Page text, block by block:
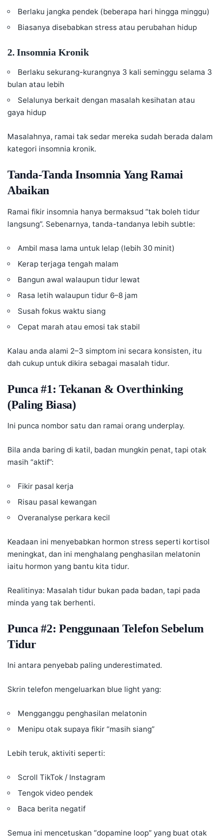
Berlaku jangka pendek (beberapa hari hingga minggu)
Biasanya disebabkan stress atau perubahan hidup
2. Insomnia Kronik
Berlaku sekurang-kurangnya 3 kali seminggu selama 3
bulan atau lebih
Selalunya berkait dengan masalah kesihatan atau
gaya hidup
Masalahnya, ramai tak sedar mereka sudah berada dalam
kategori insomnia kronik.
Tanda-Tanda Insomnia Yang Ramai
Abaikan
Ramai fikir insomnia hanya bermaksud “tak boleh tidur
langsung”. Sebenarnya, tanda-tandanya lebih subtle:
Ambil masa lama untuk lelap (lebih 30 minit)
Kerap terjaga tengah malam
Bangun awal walaupun tidur lewat
Rasa letih walaupun tidur 6–8 jam
Susah fokus waktu siang
Cepat marah atau emosi tak stabil
Kalau anda alami 2–3 simptom ini secara konsisten, itu
dah cukup untuk dikira sebagai masalah tidur.
Punca #1: Tekanan & Overthinking
(Paling Biasa)
Ini punca nombor satu dan ramai orang underplay.
Bila anda baring di katil, badan mungkin penat, tapi otak
masih “aktif”:
Fikir pasal kerja
Risau pasal kewangan
Overanalyse perkara kecil
Keadaan ini menyebabkan hormon stress seperti kortisol
meningkat, dan ini menghalang penghasilan melatonin
iaitu hormon yang bantu kita tidur.
Realitinya: Masalah tidur bukan pada badan, tapi pada
minda yang tak berhenti.
Punca #2: Penggunaan Telefon Sebelum
Tidur
Ini antara penyebab paling underestimated.
Skrin telefon mengeluarkan blue light yang:
Mengganggu penghasilan melatonin
Menipu otak supaya fikir “masih siang”
Lebih teruk, aktiviti seperti:
Scroll TikTok / Instagram
Tengok video pendek
Baca berita negatif
Semua ini mencetuskan “dopamine loop” yang buat otak